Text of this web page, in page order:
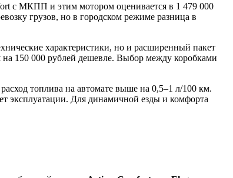
с МКПП и этим мотором оценивается в 1 479 000
грузов, но в городском режиме разница в
характеристики, но и расширенный пакет
150 000 рублей дешевле. Выбор между коробками
топлива на автомате выше на 0,5–1 л/100 км.
эксплуатации. Для динамичной езды и комфорта